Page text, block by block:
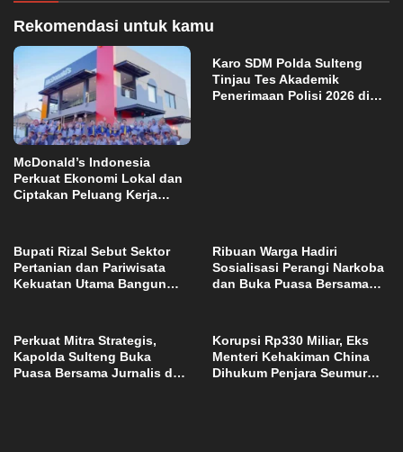
Rekomendasi untuk kamu
McDonald’s Indonesia
Perkuat Ekonomi Lokal dan
Ciptakan Peluang Kerja
Karo SDM Polda Sulteng
Tinjau Tes Akademik
Penerimaan Polisi 2026 di
Bupati Rizal Sebut Sektor
Pertanian dan Pariwisata
Kekuatan Utama Bangun
Ribuan Warga Hadiri
Sosialisasi Perangi Narkoba
dan Buka Puasa Bersama
Perkuat Mitra Strategis,
Kapolda Sulteng Buka
Puasa Bersama Jurnalis dan
Korupsi Rp330 Miliar, Eks
Menteri Kehakiman China
Dihukum Penjara Seumur